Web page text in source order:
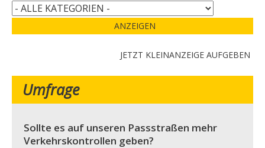
ANZEIGEN
JETZT KLEINANZEIGE AUFGEBEN
Umfrage
Sollte es auf unseren Passstraßen mehr
Verkehrskontrollen geben?